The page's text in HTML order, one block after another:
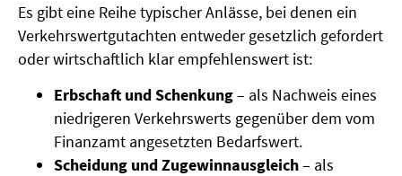
Es gibt eine Reihe typischer Anlässe, bei denen ein
Verkehrswertgutachten entweder gesetzlich gefordert
oder wirtschaftlich klar empfehlenswert ist:
Erbschaft und Schenkung– als Nachweis eines
niedrigeren Verkehrswerts gegenüber dem vom
Finanzamt angesetzten Bedarfswert.
Scheidung und Zugewinnausgleich– als